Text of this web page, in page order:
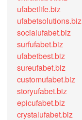
ufabetlife.biz
ufabetsolutions.biz
socialufabet.biz
surfufabet.biz
ufabetbest.biz
sureufabet.biz
customufabet.biz
storyufabet.biz
epicufabet.biz
crystalufabet.biz